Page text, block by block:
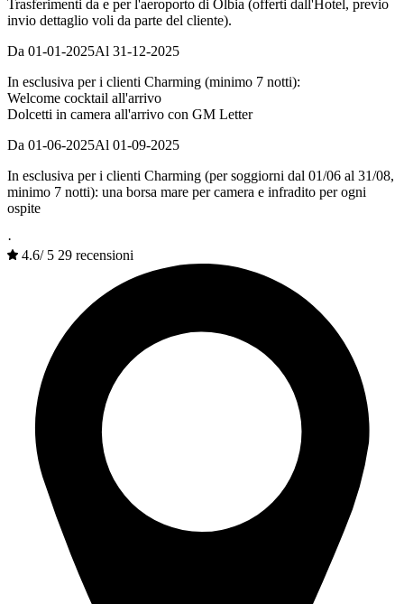
Trasferimenti da e per l'aeroporto di Olbia (offerti dall'Hotel, previo
invio dettaglio voli da parte del cliente).
Da 01-01-2025Al 31-12-2025
In esclusiva per i clienti Charming (minimo 7 notti):
Welcome cocktail all'arrivo
Dolcetti in camera all'arrivo con GM Letter
Da 01-06-2025Al 01-09-2025
In esclusiva per i clienti Charming (per soggiorni dal 01/06 al 31/08,
minimo 7 notti): una borsa mare per camera e infradito per ogni
ospite
·
4.6/ 5 29 recensioni